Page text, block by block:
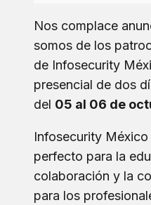
Nos complace
somos de los
de Infosecurity
presencial de dos
del 05 al 06 de
Infosecurity
perfecto para la
colaboración y la
para los